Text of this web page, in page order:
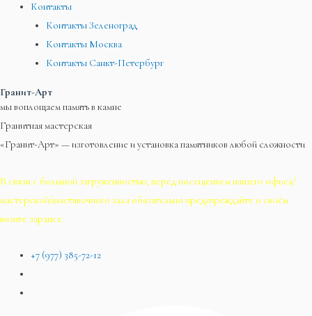
Контакты
Контакты Зеленоград
Контакты Москва
Контакты Санкт-Петербург
Гранит-Арт
мы воплощаем память в камне
Гранитная мастерская
«Гранит-Арт» — изготовление и установка памятников любой сложности
В связи с большой загруженностью, перед посещением нашего офиса/
мастерской/выставочного зала обязательно предупреждайте о своём
визите заранее.
+7 (977) 385-72-12